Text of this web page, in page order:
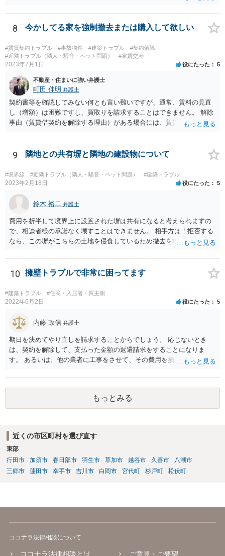
8 今かしてる家を強制撤去または購入して欲しい
#賃貸契約トラブル #事故物件 #建築トラブル
#契約解除
#近隣トラブル（隣人・騒音・ペット問題）
#家賃交渉
2023年7月1日 役にたった 5
不動産・住まいに強い弁護士
町田 伸明 弁護士
契約書等を確認してみない何とも言い難いですが、通常、賃料の見直
し（増額）は困難ですし、買取りを請求することはできません。 解除
事由（賃貸借契約を解除する理由）がある場合には、賃貸借契約を解
めることができる状況であれば、事実上、賃料の見直し（増額）や買
取りの交渉をすることもあり得るでしょう。 反対に、明け渡しを求め
ることが難しいのであれば、賃料の見直し（増額）や買取りの交渉も
困難とならざるを得ないでしょう。 いずれにしても、（強制的な）明
け渡しなどの請求もお考えなのであれば、現況や契約書等の確認が不
可欠ですから、資料等一式を持参して弁護士にご相談された方がよい
かと思います。
9 隣地との共有塀と隣地の建設物について
#境界線 #近隣トラブル（隣人・騒音・ペット問題） #建築トラブル
2023年2月18日 役にたった 5
鈴木 裕二 弁護士
費用を折半して境界上に設置された塀は共有になると考えられますの
で、相談者様の承諾なく壊すことはできません。 相手方は「拒否する
なら、この塀がこちらの土地を侵食しているため撤去を求める手続き
ているわけですから、相談者様の同意なく塀の撤去を求めることは法
的には難しいように思われます。 また、「隣地（相談者様）の許可」
というのが何の許可を示しているのか判然としませんが、一般に、高
層建築物の建築確認を得る際は、近隣住民と協議してその建築に関し
同意を得るよう行政指導が行われておりますので、（推測になってし
たのかもしれません。 近隣住民の同意は必須の要件ではないため、直
ちに建築確認自体が取り消されるわけではございませんが、虚偽の申
請を行ったことについて申請者の責任を追及する余地はあろうかと存
じます。 お話をお聞きする限り、相手方のやり口は非常に強引かつ高
圧的で、相談者様が恐怖を感じるのは無理もないことかと思います。
取った」ということについて説明を求める旨を記載した通知書を送り
士に任せることができ、相手方と話さなければならないという精神的
なご負担をなくすこともできます。 相手方に恐怖を感じ、ご自身で話
し合いを行うことができそうにないようでしたら、一度弁護士に依頼
することをご検討いただくのがよろしいかもしれません。 ご参考にな
れば幸いです。
10 擁壁トラブルで非常に困ってます
#建築トラブル #住民・入居者・買主側
2022年6月2日 役にたった 5
内藤 政信 弁護士
期日を決めてやり直しを請求することからでしょう。 応じないとき
は、契約を解除して、支払った金額の返還請求をすることになりま
す。 あるいは、他の業者に工事をさせて、その費用を損害として請求
もっとみる
近くの市区町村を選び直す
東部
行田市
加須市 春日部市 羽生市 草加市 越谷市 久喜市
八潮市
三郷市
蓮田市 幸手市 吉川市 白岡市 宮代町 杉戸町 松伏町
ココナラ法律相談について
ココナラ法律相談とは ご意見・ご要望